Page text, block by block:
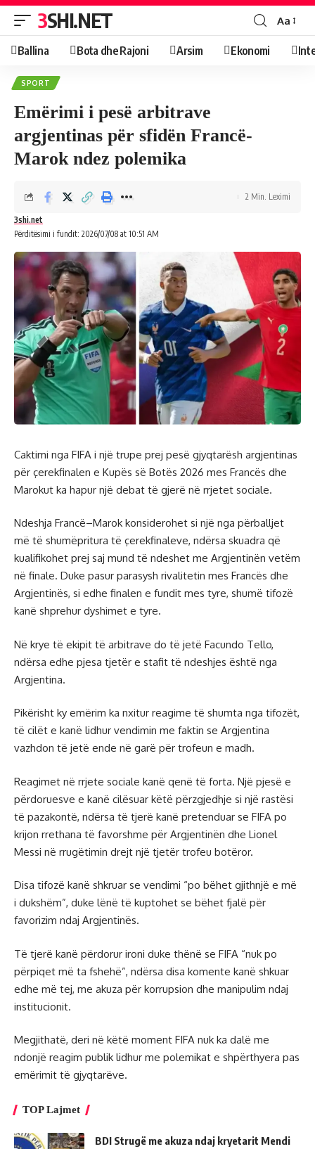
3SHI.NET Aa
Ballina Bota dhe Rajoni Arsim Ekonomi
SPORT
Emërimi i pesë arbitrave
argjentinas për sfidën Francë-
Marok ndez polemika
Përditësimi i fundit: 2026/07/08 at 10:51 AM
3shi.net
2 Min. Leximi
Caktimi nga FIFA i një trupe prej pesë gjyqtarësh argjentinas
për çerekfinalen e Kupës së Botës 2026 mes Francës dhe
Marokut ka hapur një debat të gjerë në rrjetet sociale.
Ndeshja Francë–Marok konsiderohet si një nga përballjet
më të shumëpritura të çerekfinaleve, ndërsa skuadra që
kualifikohet prej saj mund të ndeshet me Argjentinën vetëm
në finale. Duke pasur parasysh rivalitetin mes Francës dhe
Argjentinës, si edhe finalen e fundit mes tyre, shumë tifozë
kanë shprehur dyshimet e tyre.
Në krye të ekipit të arbitrave do të jetë Facundo Tello,
ndërsa edhe pjesa tjetër e stafit të ndeshjes është nga
Argjentina.
Pikërisht ky emërim ka nxitur reagime të shumta nga tifozët,
të cilët e kanë lidhur vendimin me faktin se Argjentina
vazhdon të jetë ende në garë për trofeun e madh.
Reagimet në rrjete sociale kanë qenë të forta. Një pjesë e
përdoruesve e kanë cilësuar këtë përzgjedhje si një rastësi
të pazakontë, ndërsa të tjerë kanë pretenduar se FIFA po
krijon rrethana të favorshme për Argjentinën dhe Lionel
Messi në rrugëtimin drejt një tjetër trofeu botëror.
Disa tifozë kanë shkruar se vendimi “po bëhet gjithnjë e më
i dukshëm”, duke lënë të kuptohet se bëhet fjalë për
favorizim ndaj Argjentinës.
Të tjerë kanë përdorur ironi duke thënë se FIFA “nuk po
përpiqet më ta fshehë”, ndërsa disa komente kanë shkuar
edhe më tej, me akuza për korrupsion dhe manipulim ndaj
institucionit.
Megjithatë, deri në këtë moment FIFA nuk ka dalë me
ndonjë reagim publik lidhur me polemikat e shpërthyera pas
emërimit të gjyqtarëve.
TOP Lajmet
BDI Strugë me akuza ndaj kryetarit Mendi